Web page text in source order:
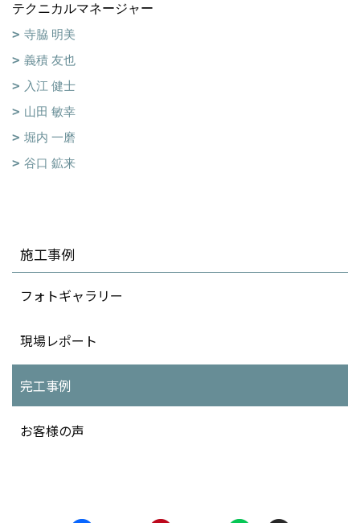
テクニカルマネージャー
寺脇 明美
義積 友也
入江 健士
山田 敏幸
堀内 一磨
谷口 鉱来
施工事例
フォトギャラリー
現場レポート
完工事例
お客様の声